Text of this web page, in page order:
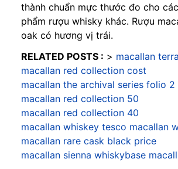
thành chuẩn mực thước đo cho
phẩm rượu whisky khác. Rượu
oak có hương vị trái.
RELATED POSTS : > macallan
macallan red collection cost
macallan the archival series folio 2
macallan red collection 50
macallan red collection 40
macallan whiskey tesco macallan
macallan rare cask black price
macallan sienna whiskybase